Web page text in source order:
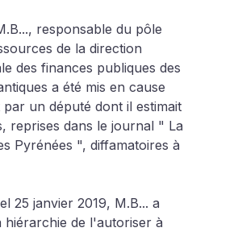
responsable du pôle
de la direction
des finances publiques des
a été mis en cause
un député dont il estimait
reprises dans le journal " La
Pyrénées ", diffamatoires à
25 janvier 2019, M.B... a
hiérarchie de l'autoriser à